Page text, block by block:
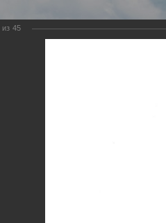
из 45